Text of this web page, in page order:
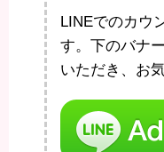
LINEでのカウ
す。下のバナ
いただき、お